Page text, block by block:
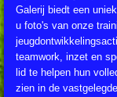
Galerij biedt een
u foto's van onze
teamwork, inzet en
lid te helpen hun
zien in de